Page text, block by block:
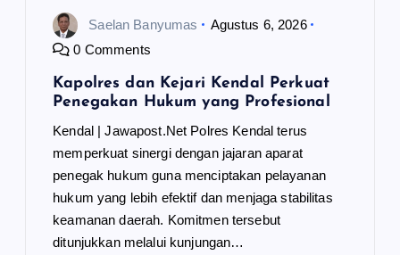
Saelan Banyumas
Agustus 6, 2026
0 Comments
Kapolres dan Kejari Kendal Perkuat
Penegakan Hukum yang Profesional
Kendal | Jawapost.Net Polres Kendal terus
memperkuat sinergi dengan jajaran aparat
penegak hukum guna menciptakan pelayanan
hukum yang lebih efektif dan menjaga stabilitas
keamanan daerah. Komitmen tersebut
ditunjukkan melalui kunjungan…